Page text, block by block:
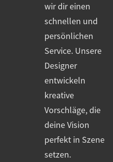
wir dir einen
schnellen und
persönlichen
Service. Unsere
Designer
entwickeln
kreative
Vorschläge, die
deine Vision
perfekt in Szene
setzen.